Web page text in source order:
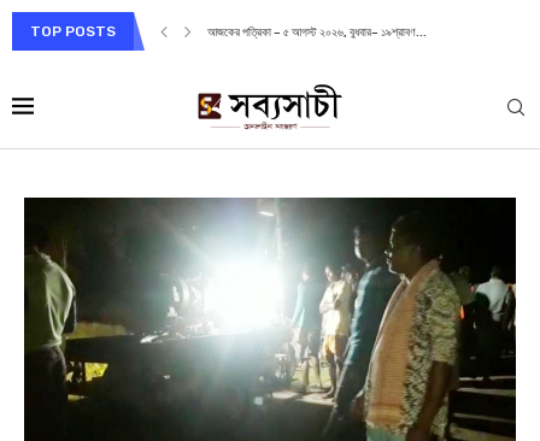
TOP POSTS আজকের পত্রিকা – ৫ আগস্ট ২০২৬, বুধবার– ১৯শ্রাবণ...